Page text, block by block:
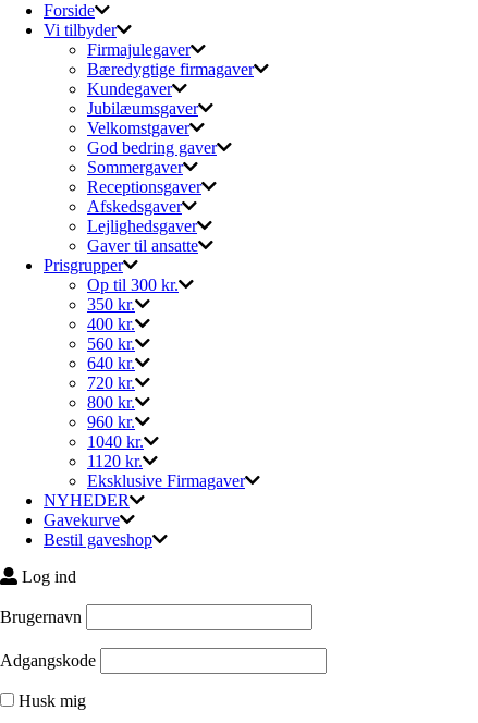
Forside
Vi tilbyder
Firmajulegaver
Bæredygtige firmagaver
Kundegaver
Jubilæumsgaver
Velkomstgaver
God bedring gaver
Sommergaver
Receptionsgaver
Afskedsgaver
Lejlighedsgaver
Gaver til ansatte
Prisgrupper
Op til 300 kr.
350 kr.
400 kr.
560 kr.
640 kr.
720 kr.
800 kr.
960 kr.
1040 kr.
1120 kr.
Eksklusive Firmagaver
NYHEDER
Gavekurve
Bestil gaveshop
Log ind
Brugernavn
Adgangskode
Husk mig